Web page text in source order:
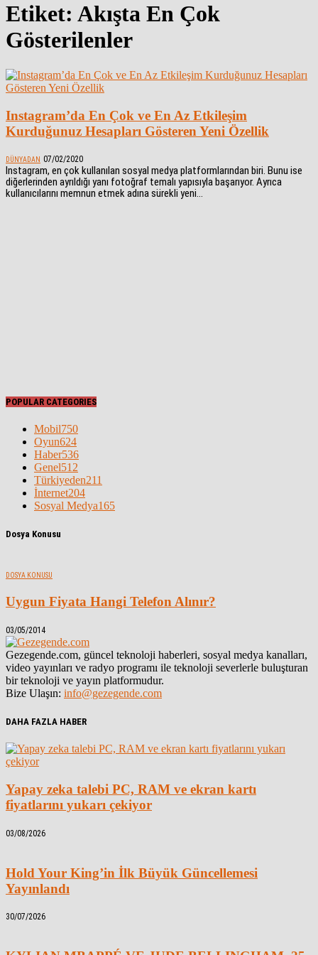
Etiket: Akışta En Çok
Gösterilenler
Instagram’da En Çok ve En Az Etkileşim
Kurduğunuz Hesapları Gösteren Yeni Özellik
DÜNYADAN 07/02/2020
Instagram, en çok kullanılan sosyal medya platformlarından biri. Bunu ise
diğerlerinden ayrıldığı yanı fotoğraf temalı yapısıyla başarıyor. Ayrıca
kullanıcılarını memnun etmek adına sürekli yeni...
POPULAR CATEGORIES
Mobil750
Oyun624
Haber536
Genel512
Türkiyeden211
İnternet204
Sosyal Medya165
Dosya Konusu
DOSYA KONUSU
Uygun Fiyata Hangi Telefon Alınır?
03/05/2014
Gezegende.com, güncel teknoloji haberleri, sosyal medya kanalları,
video yayınları ve radyo programı ile teknoloji severlerle buluşturan
bir teknoloji ve yayın platformudur.
Bize Ulaşın: info@gezegende.com
DAHA FAZLA HABER
Yapay zeka talebi PC, RAM ve ekran kartı
fiyatlarını yukarı çekiyor
03/08/2026
Hold Your King’in İlk Büyük Güncellemesi
Yayınlandı
30/07/2026